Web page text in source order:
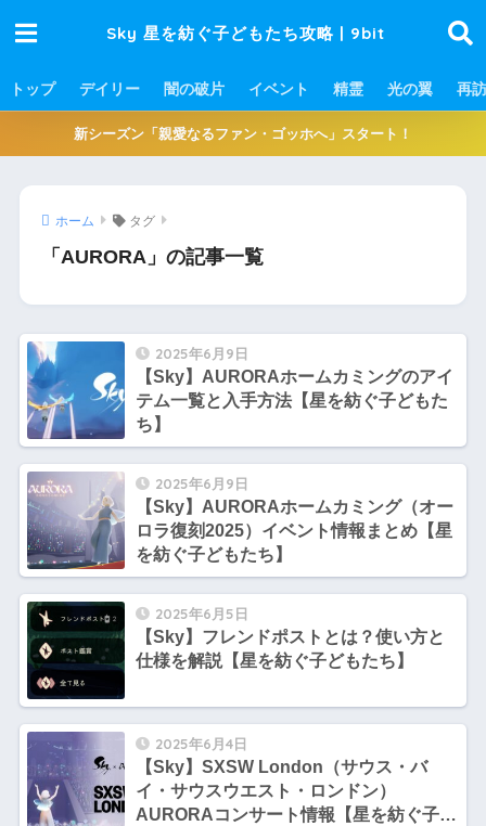
Sky 星を紡ぐ子どもたち攻略 | 9bit
トップ デイリー 闇の破片 イベント 精霊 光の翼 再訪
新シーズン「親愛なるファン・ゴッホへ」スタート！
ホーム タグ
「AURORA」の記事一覧
2025年6月9日
【Sky】AURORAホームカミングのアイ
テム一覧と入手方法【星を紡ぐ子どもた
ち】
2025年6月9日
【Sky】AURORAホームカミング（オー
ロラ復刻2025）イベント情報まとめ【星
を紡ぐ子どもたち】
2025年6月5日
【Sky】フレンドポストとは？使い方と
仕様を解説【星を紡ぐ子どもたち】
2025年6月4日
【Sky】SXSW London（サウス・バ
イ・サウスウエスト・ロンドン）
AURORAコンサート情報【星を紡ぐ子ど